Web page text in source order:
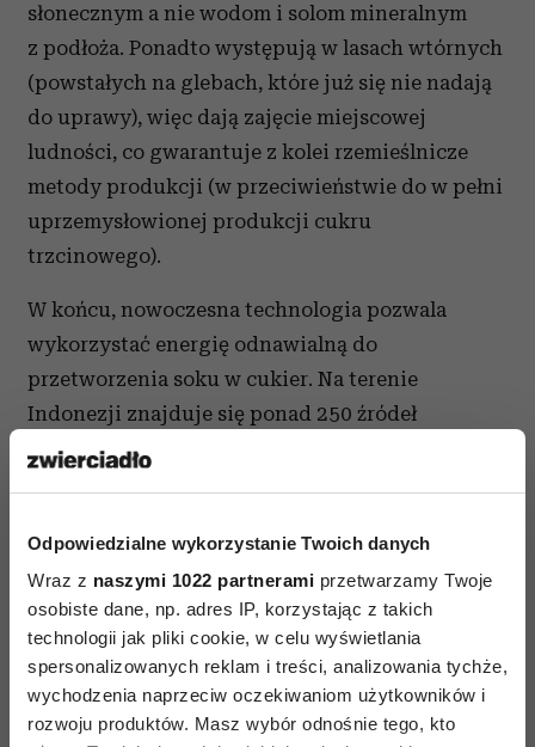
Odpowiedzialne wykorzystanie Twoich danych
Wraz z naszymi 1022 partnerami przetwarzamy Twoje
osobiste dane, np. adres IP, korzystając z takich
technologii jak pliki cookie, w celu wyświetlania
spersonalizowanych reklam i treści, analizowania tychże,
wychodzenia naprzeciw oczekiwaniom użytkowników i
rozwoju produktów. Masz wybór odnośnie tego, kto
słonecznym a nie wodom i solom mineralnym
z podłoża. Ponadto występują w lasach wtórnych
(powstałych na glebach, które już się nie nadają
do uprawy), więc dają zajęcie miejscowej
ludności, co gwarantuje z kolei rzemieślnicze
metody produkcji (w przeciwieństwie do w pełni
uprzemysłowionej produkcji cukru
trzcinowego).
W końcu, nowoczesna technologia pozwala
wykorzystać energię odnawialną do
przetworzenia soku w cukier. Na terenie
Indonezji znajduje się ponad 250 źródeł
geotermalnych, co stanowi 40 % światowych
w elektryczności; odpady energii będą
przekazywane bezpośrednio do fabryki
produkującej cukier. Elektrownia realizuje w ten
sposób program odpowiedzialnego biznesu na
rzecz społeczności lokalnej.